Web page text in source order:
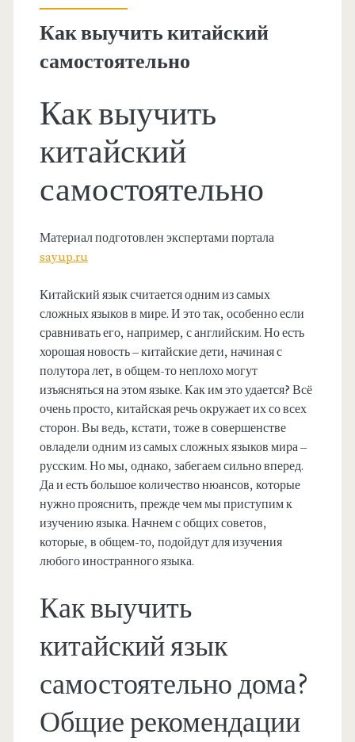
Как выучить китайский
самостоятельно
Как выучить
китайский
самостоятельно
Материал подготовлен экспертами портала
sayup.ru
Китайский язык считается одним из самых
сложных языков в мире. И это так, особенно если
сравнивать его, например, с английским. Но есть
хорошая новость – китайские дети, начиная с
полутора лет, в общем-то неплохо могут
изъясняться на этом языке. Как им это удается? Всё
очень просто, китайская речь окружает их со всех
сторон. Вы ведь, кстати, тоже в совершенстве
овладели одним из самых сложных языков мира –
русским. Но мы, однако, забегаем сильно вперед.
Да и есть большое количество нюансов, которые
нужно прояснить, прежде чем мы приступим к
изучению языка. Начнем с общих советов,
которые, в общем-то, подойдут для изучения
любого иностранного языка.
Как выучить
китайский язык
самостоятельно дома?
Общие рекомендации